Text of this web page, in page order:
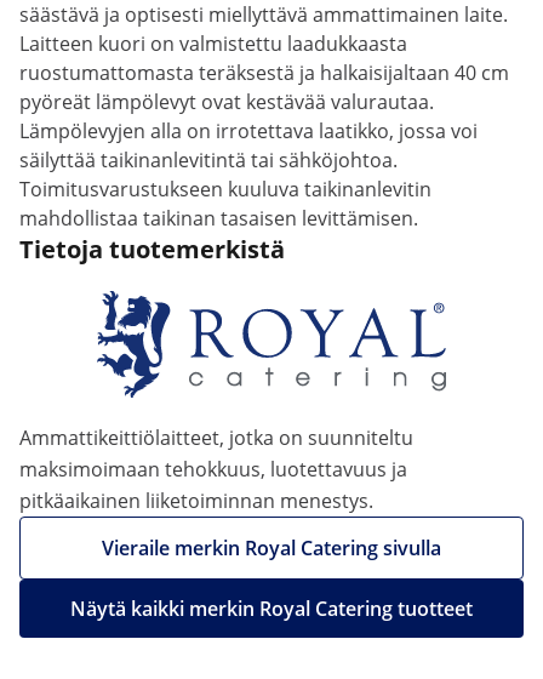
säästävä ja optisesti miellyttävä ammattimainen laite.
Laitteen kuori on valmistettu laadukkaasta
ruostumattomasta teräksestä ja halkaisijaltaan 40 cm
pyöreät lämpölevyt ovat kestävää valurautaa.
Lämpölevyjen alla on irrotettava laatikko, jossa voi
säilyttää taikinanlevitintä tai sähköjohtoa.
Toimitusvarustukseen kuuluva taikinanlevitin
mahdollistaa taikinan tasaisen levittämisen.
Tietoja tuotemerkistä
Ammattikeittiölaitteet, jotka on suunniteltu
maksimoimaan tehokkuus, luotettavuus ja
pitkäaikainen liiketoiminnan menestys.
Vieraile merkin Royal Catering sivulla
Näytä kaikki merkin Royal Catering tuotteet